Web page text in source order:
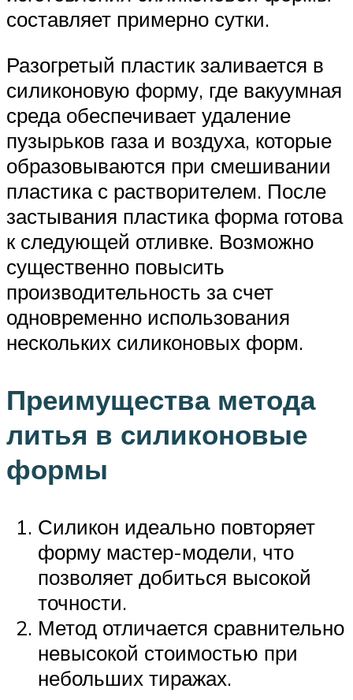
составляет примерно сутки.
Разогретый пластик заливается в
силиконовую форму, где вакуумная
среда обеспечивает удаление
пузырьков газа и воздуха, которые
образовываются при смешивании
пластика с растворителем. После
застывания пластика форма готова
к следующей отливке. Возможно
существенно повыcить
производительность за счет
одновременно использования
нескольких силиконовых форм.
Преимущества метода
литья в силиконовые
формы
Силикон идеально повторяет
форму мастер-модели, что
позволяет добиться высокой
точности.
Метод отличается сравнительно
невысокой стоимостью при
небольших тиражах.